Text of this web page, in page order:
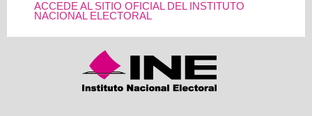
ACCEDE AL SITIO OFICIAL DEL INSTITUTO
NACIONAL ELECTORAL